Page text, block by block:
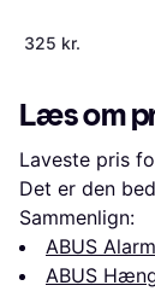
325 kr.
Læs om
Laveste pris
Det er den
Sammenlign:
ABUS
ABUS